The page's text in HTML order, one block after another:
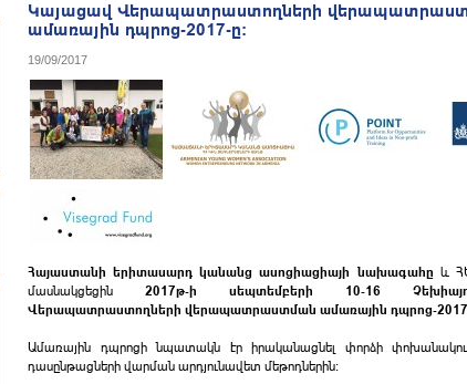
Կայացավ Վերապատրաստողների
ամառային դպրոց-2017-ը։
19/09/2017
Հայաստանի երիտասարդ կանանց ասոցիացիայի նախագահը և
մասնակցեցին 2017թ-ի սեպտեմբերի 10-16
Վերապատրաստողների վերապատրաստման ամառային դպրոց-
Ամառային դպրոցի նպատակն էր իրականացնել փորձի
դասընթացների վարման արդյունավետ մեթոդներին։